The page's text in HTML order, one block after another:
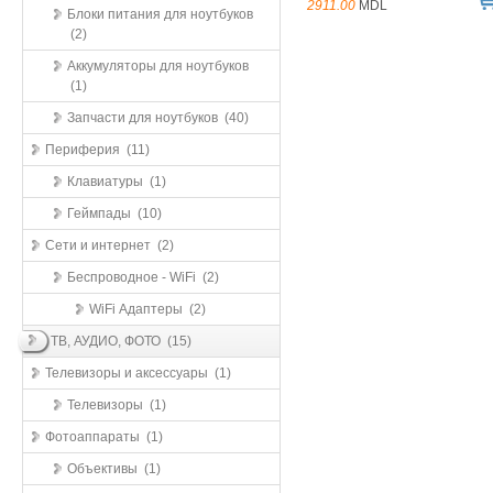
Блоки питания для ноутбуков
(2)
Аккумуляторы для ноутбуков
(1)
Запчасти для ноутбуков (40)
Периферия (11)
Клавиатуры (1)
Геймпады (10)
Сети и интернет (2)
Беспроводное - WiFi (2)
WiFi Адаптеры (2)
ТВ, АУДИО, ФОТО (15)
Телевизоры и аксессуары (1)
Телевизоры (1)
Фотоаппараты (1)
Объективы (1)
2911.00 MDL